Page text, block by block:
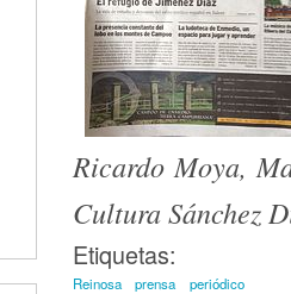
Ricardo Moya,
Cultura Sánchez
Etiquetas:
Reinosa prensa periódico